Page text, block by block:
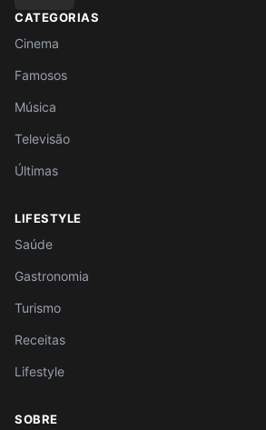
CATEGORIAS
Cinema
Famosos
Música
Televisão
Últimas
LIFESTYLE
Saúde
Gastronomia
Turismo
Receitas
Lifestyle
SOBRE